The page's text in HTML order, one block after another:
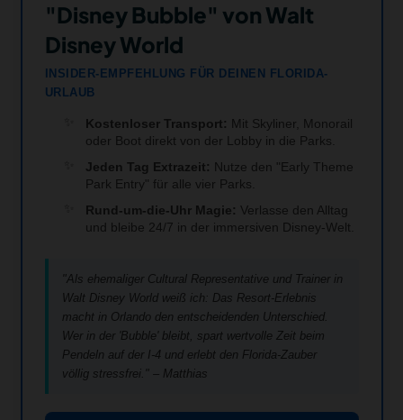
"Disney Bubble" von Walt
Disney World
INSIDER-EMPFEHLUNG FÜR DEINEN FLORIDA-
URLAUB
Kostenloser Transport: Mit Skyliner, Monorail
oder Boot direkt von der Lobby in die Parks.
Jeden Tag Extrazeit: Nutze den "Early Theme
Park Entry" für alle vier Parks.
Rund-um-die-Uhr Magie: Verlasse den Alltag
und bleibe 24/7 in der immersiven Disney-Welt.
"Als ehemaliger Cultural Representative und Trainer in
Walt Disney World weiß ich: Das Resort-Erlebnis
macht in Orlando den entscheidenden Unterschied.
Wer in der 'Bubble' bleibt, spart wertvolle Zeit beim
Pendeln auf der I-4 und erlebt den Florida-Zauber
völlig stressfrei." – Matthias